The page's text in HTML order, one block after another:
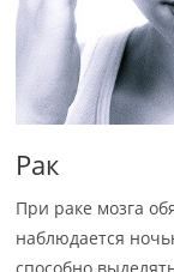
Рак
При раке мозга
наблюдается